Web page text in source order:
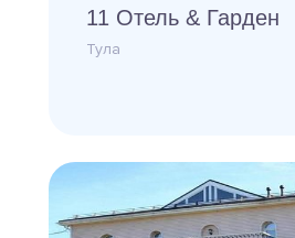
11 Отель & Гарден
Тула